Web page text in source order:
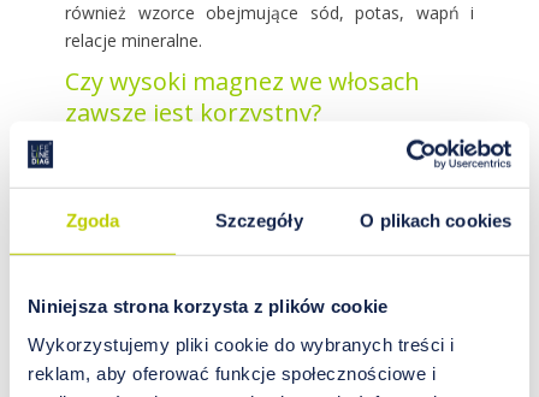
Zgoda Szczegóły O plikach cookies
Niniejsza strona korzysta z plików cookie
Wykorzystujemy pliki cookie do wybranych treści i
reklam, aby oferować funkcje społecznościowe i
również wzorce obejmujące sód, potas, wapń i
relacje mineralne.
Czy wysoki magnez we włosach
zawsze jest korzystny?
Wysoki poziom magnezu we włosach nie zawsze
oznacza optymalny status magnezowy. Może mieć
interpretować w kontekście:
poziomu wapnia,
relacji Ca/Mg,